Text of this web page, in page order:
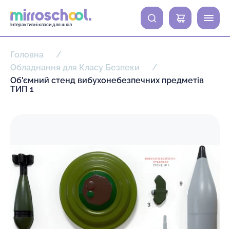
Інтерактивні класи для шкіл
0
Головна
Обладнання для Класу Безпеки
Об'ємний стенд вибухонебезпечних предметів
ТИП 1